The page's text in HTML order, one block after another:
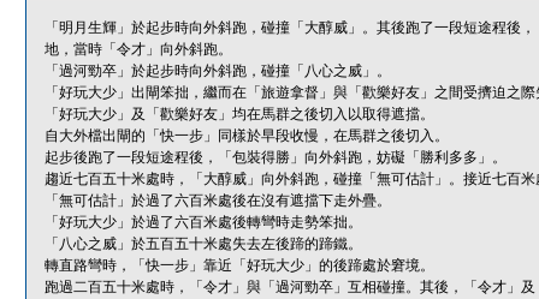
「明月生輝」於起步時向外斜跑，碰撞「大醇威」。其後跑了一段短途程後
地，當時「令才」向外斜跑。
「過河勁卒」於起步時向外斜跑，碰撞「八心之威」。
「好玩大少」出閘笨拙，繼而在「旅遊拿督」與「歡樂好友」之間受擠迫之
「好玩大少」及「歡樂好友」均在馬群之後切入以取得遮擋。
自大外檔出閘的「快一步」同樣於早段收慢，在馬群之後切入。
起步後跑了一段短途程後，「包裝得勝」向外斜跑，妨礙「勝利多多」。
趨近七百五十米處時，「大醇威」向外斜跑，碰撞「無可估計」。接近七百
「無可估計」於過了六百米處後在沒有遮擋下走外疊。
「好玩大少」於過了六百米處後轉彎時走勢笨拙。
「八心之威」於五百五十米處失去左後蹄的蹄鐵。
轉直路彎時，「快一步」靠近「好玩大少」的後蹄處於窘境。
跑過二百五十米處時，「令才」與「過河勁卒」互相碰撞。其後，「令才」